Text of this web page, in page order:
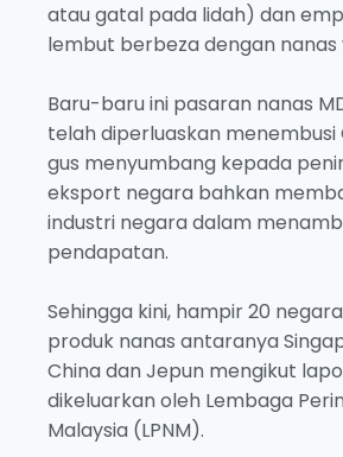
atau gatal pada lidah) dan
lembut berbeza dengan nanas
Baru-baru ini pasaran nanas
telah diperluaskan menembusi
gus menyumbang kepada
eksport negara bahkan
industri negara dalam
pendapatan.
Sehingga kini, hampir 20
produk nanas antaranya
China dan Jepun mengikut
dikeluarkan oleh Lembaga
Malaysia (LPNM).